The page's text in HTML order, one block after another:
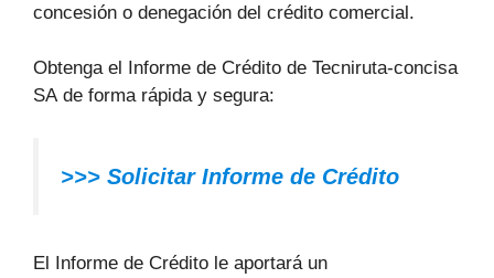
concesión o denegación del crédito comercial.
Obtenga el Informe de Crédito de Tecniruta-concisa
SA de forma rápida y segura:
>>> Solicitar Informe de Crédito
El Informe de Crédito le aportará un